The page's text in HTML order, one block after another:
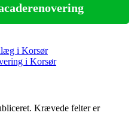
i Korsør
i Korsør
Krævede felter er